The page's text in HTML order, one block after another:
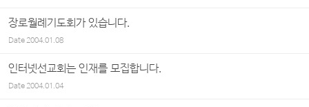
장로월례기도회가 있습니다.
Date2004.01.08
인터넷선교회는 인재를 모집합니다.
Date2004.01.04